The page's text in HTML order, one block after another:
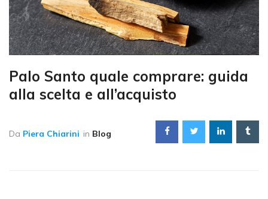
Palo Santo quale comprare: guida
alla scelta e all’acquisto
Da Piera Chiarini in Blog